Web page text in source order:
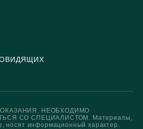
НЕОБХОДИМО
СО СПЕЦИАЛИСТОМ. Материалы,
носят информационный характер.